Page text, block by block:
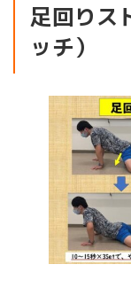
足回りス
ッチ）